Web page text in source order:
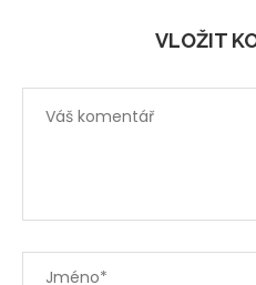
VLOŽIT